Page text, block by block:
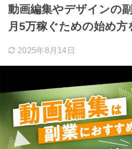
動画編集やデザインの
月5万稼ぐための始め方
2025年8月14日